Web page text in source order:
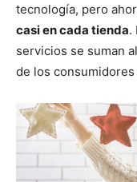
tecnología, pero
casi en cada tienda.
servicios se suman
de los